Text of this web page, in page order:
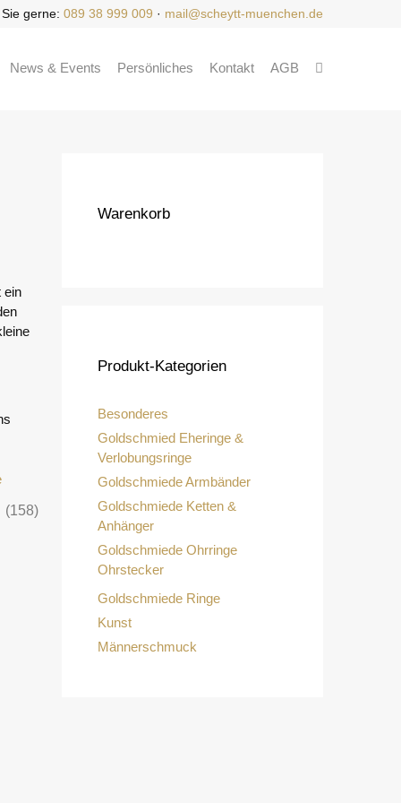
gerne: 089 38 999 009 · mail@scheytt-muenchen.de
News & Events Persönliches Kontakt AGB
ein
(158)
Warenkorb
Produkt-Kategorien
Besonderes
Goldschmied Eheringe &
Verlobungsringe
Goldschmiede Armbänder
Goldschmiede Ketten &
Anhänger
Goldschmiede Ohrringe
Ohrstecker
Goldschmiede Ringe
Kunst
Männerschmuck